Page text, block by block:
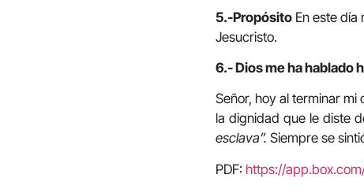
5.-Propósito En este día
Jesucristo.
6.- Dios me ha hablado
Señor, hoy al terminar
la dignidad que le diste
esclava”. Siempre se
PDF: https://